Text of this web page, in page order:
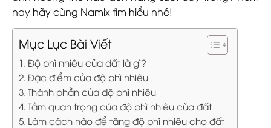
nay hãy cùng Namix tìm hiểu nhé!
Mục Lục Bài Viết
Độ phì nhiêu của đất là gì?
Đặc điểm của độ phì nhiêu
Thành phần của độ phì nhiêu
Tầm quan trọng của độ phì nhiêu của đất
Làm cách nào để tăng độ phì nhiêu cho đất